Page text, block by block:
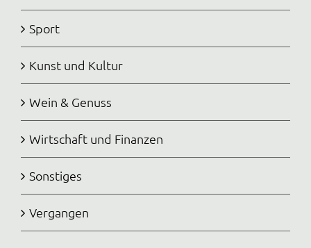
Sport
Kunst und Kultur
Wein & Genuss
Wirtschaft und Finanzen
Sonstiges
Vergangen